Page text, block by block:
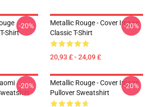
Shirt
-20%
Metallic Rouge - Cover Image
Classic T-Shirt
20,93 £ - 24,09 £
-20%
-20%
Metallic Rouge - Cover Image
Pullover Sweatshirt
-20%